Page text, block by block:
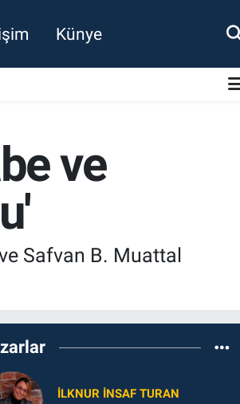
Künye
ve
Safvan B. Muattal
İLKNUR İNSAF TURAN